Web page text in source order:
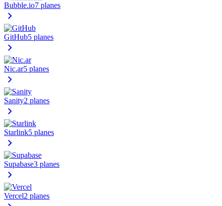
Bubble.io7 planes
GitHub5 planes
Nic.ar5 planes
Sanity2 planes
Starlink5 planes
Supabase3 planes
Vercel2 planes